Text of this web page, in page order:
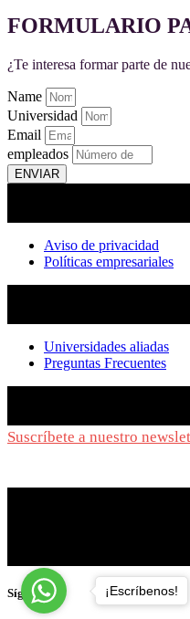
FORMULARIO
¿Te interesa formar parte de
Name
Universidad
Email
empleados
ENVIAR
Aviso de privacidad
Políticas empresariales
Universidades aliadas
Preguntas Frecuentes
Suscríbete a nuestro
Síguenos ¡Escríbenos!